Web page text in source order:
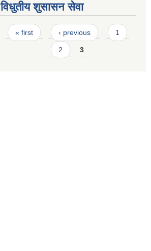
विधुतीय शुसासन सेवा
Pages
« first ‹ previous 1
2 3